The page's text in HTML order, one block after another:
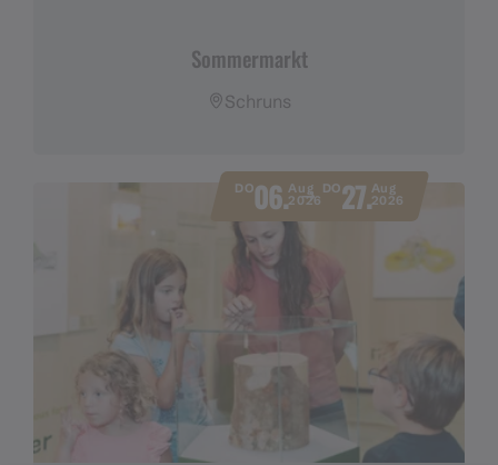
Sommermarkt
Schruns
DO06.Aug
2026
DO27.Aug
2026